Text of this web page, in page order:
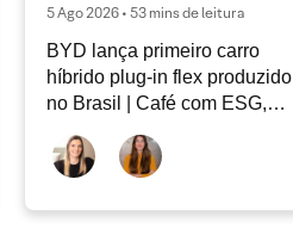
5 Ago 2026 • 53 mins de leitura
BYD lança primeiro carro
híbrido plug-in flex produzido
no Brasil | Café com ESG,
05/08